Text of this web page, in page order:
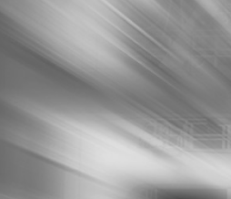
marketing
communicatie